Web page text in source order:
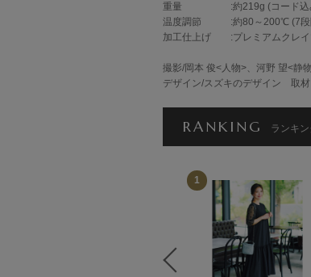
重量 :約219g (コード込み
温度調節 :約80～200℃ (7段
加工仕上げ :プレミアムクレイ
撮影/岡本 俊<人物>、河野 望<静
デザイン/スズキのデザイン 取材
RANKING ランキ
1